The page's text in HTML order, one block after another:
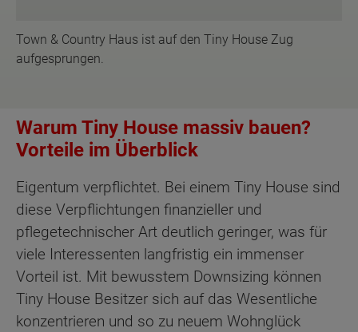
Town & Country Haus ist auf den Tiny House Zug
aufgesprungen.
Warum Tiny House massiv bauen?
Vorteile im Überblick
Eigentum verpflichtet. Bei einem Tiny House sind
diese Verpflichtungen finanzieller und
pflegetechnischer Art deutlich geringer, was für
viele Interessenten langfristig ein immenser
Vorteil ist. Mit bewusstem Downsizing können
Tiny House Besitzer sich auf das Wesentliche
konzentrieren und so zu neuem Wohnglück